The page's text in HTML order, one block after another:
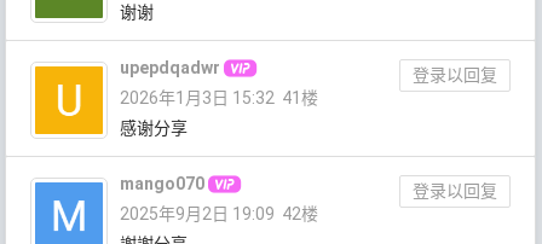
谢谢
upepdqadwr
登录以回复
2026年1月3日 15:32 41楼
感谢分享
mango070
登录以回复
2025年9月2日 19:09 42楼